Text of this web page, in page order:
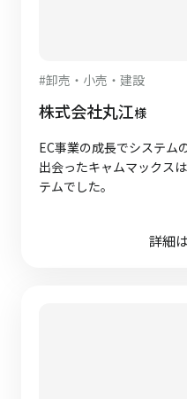
#卸売・小売・建設
株式会社丸江様
EC事業の成長でシステム
出会ったキャムマックス
テムでした。
詳細